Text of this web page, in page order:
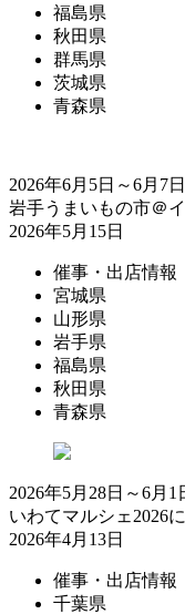
福島県
秋田県
群馬県
茨城県
青森県
2026年6月5日～6月7日
岩手うまいもの市＠
2026年5月15日
催事・出店情報
宮城県
山形県
岩手県
福島県
秋田県
青森県
2026年5月28日～6月1
いわてマルシェ2026
2026年4月13日
催事・出店情報
千葉県